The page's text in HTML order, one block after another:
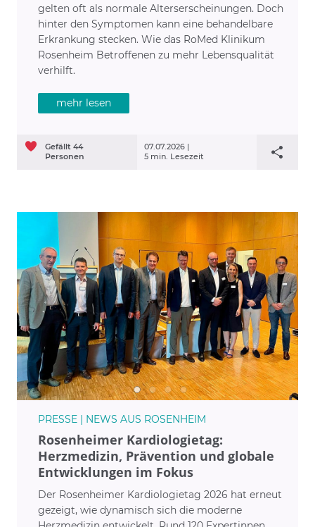
gelten oft als normale Alterserscheinungen. Doch
hinter den Symptomen kann eine behandelbare
Erkrankung stecken. Wie das RoMed Klinikum
Rosenheim Betroffenen zu mehr Lebensqualität
verhilft.
mehr lesen
07.07.2026 |
5 min. Lesezeit
Gefällt 44
Personen
PRESSE | NEWS AUS ROSENHEIM
Rosenheimer Kardiologietag:
Herzmedizin, Prävention und globale
Entwicklungen im Fokus
Der Rosenheimer Kardiologietag 2026 hat erneut
gezeigt, wie dynamisch sich die moderne